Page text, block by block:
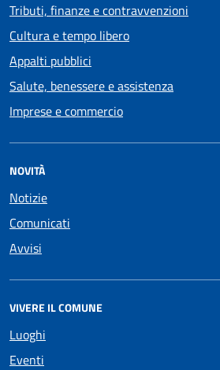
Tributi, finanze e contravvenzioni
Cultura e tempo libero
Appalti pubblici
Salute, benessere e assistenza
Imprese e commercio
NOVITÀ
Notizie
Comunicati
Avvisi
VIVERE IL COMUNE
Luoghi
Eventi